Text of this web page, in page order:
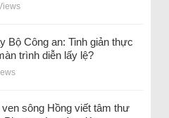
Bộ Công an: Tinh giản thực
trình diễn lấy lệ?
sông Hồng viết tâm thư